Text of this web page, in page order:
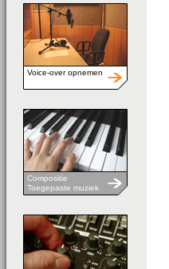
Voice-over opnemen
Compositie
Toegepaste muziek